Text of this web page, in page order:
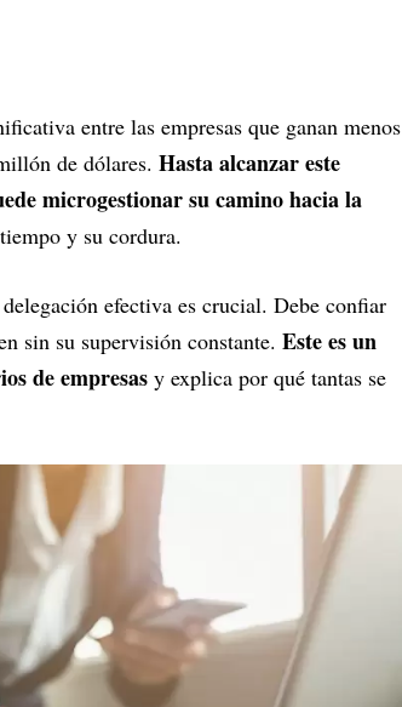
entre las empresas que ganan menos
de dólares. Hasta alcanzar este
microgestionar su camino hacia la
y su cordura.
efectiva es crucial. Debe confiar
sin su supervisión constante. Este es un
de empresas y explica por qué tantas se